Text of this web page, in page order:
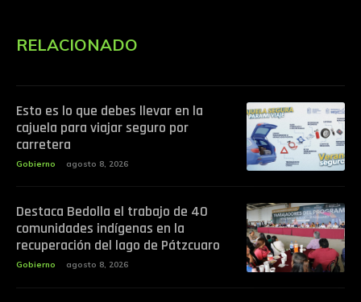
RELACIONADO
Esto es lo que debes llevar en la
cajuela para viajar seguro por
carretera
Gobierno agosto 8, 2026
Destaca Bedolla el trabajo de 40
comunidades indígenas en la
recuperación del lago de Pátzcuaro
Gobierno agosto 8, 2026